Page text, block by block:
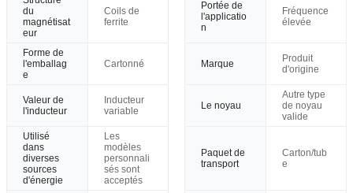
du
magnétisat
eur
Coils de
ferrite
Portée de
l'applicatio
n
Fréquence
élevée
Forme de
l'emballag
e
Cartonné Marque
Produit
d'origine
Valeur de
l'inducteur
Inducteur
variable
Le noyau
Autre type
de noyau
valide
Utilisé
dans
diverses
sources
d'énergie
Les
modèles
personnali
sés sont
acceptés
Paquet de
transport
Carton/tub
e